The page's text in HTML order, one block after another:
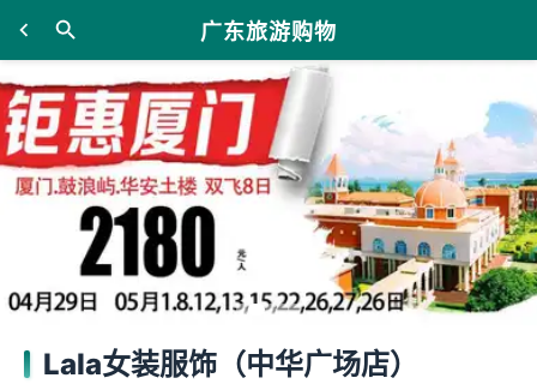
广东旅游购物
Lala女装服饰（中华广场店）